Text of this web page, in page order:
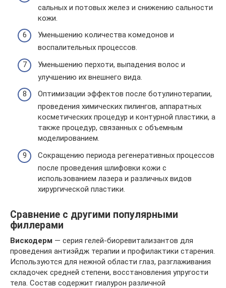
сальных и потовых желез и снижению сальности
кожи.
Уменьшению количества комедонов и
воспалительных процессов.
Уменьшению перхоти, выпадения волос и
улучшению их внешнего вида.
Оптимизации эффектов после ботулинотерапии,
проведения химических пилингов, аппаратных
косметических процедур и контурной пластики, а
также процедур, связанных с объемным
моделированием.
Сокращению периода регенеративных процессов
после проведения шлифовки кожи с
использованием лазера и различных видов
хирургической пластики.
Сравнение с другими популярными
филлерами
Вискодерм — серия гелей-биоревитализантов для
проведения антиэйдж терапии и профилактики старения.
Используются для нежной области глаз, разглаживания
складочек средней степени, восстановления упругости
тела. Состав содержит гиалурон различной